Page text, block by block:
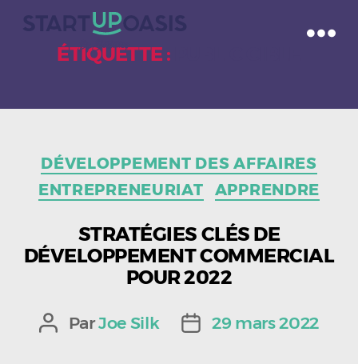
ÉTIQUETTE :
DÉVELOPPEMENT DES AFFAIRES
ENTREPRENEURIAT
APPRENDRE
STRATÉGIES CLÉS DE
DÉVELOPPEMENT COMMERCIAL
POUR 2022
Auteur
ParJoe Silk
Date29 mars 2022